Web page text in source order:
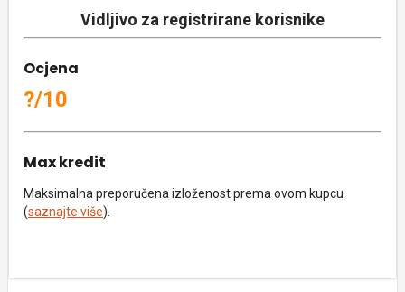
Vidljivo za registrirane korisnike
Ocjena
?/10
Max kredit
Maksimalna preporučena izloženost prema ovom kupcu
(saznajte više).